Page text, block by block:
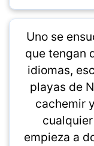
Uno se
que tengan
idiomas,
playas de
cachemir
empieza a